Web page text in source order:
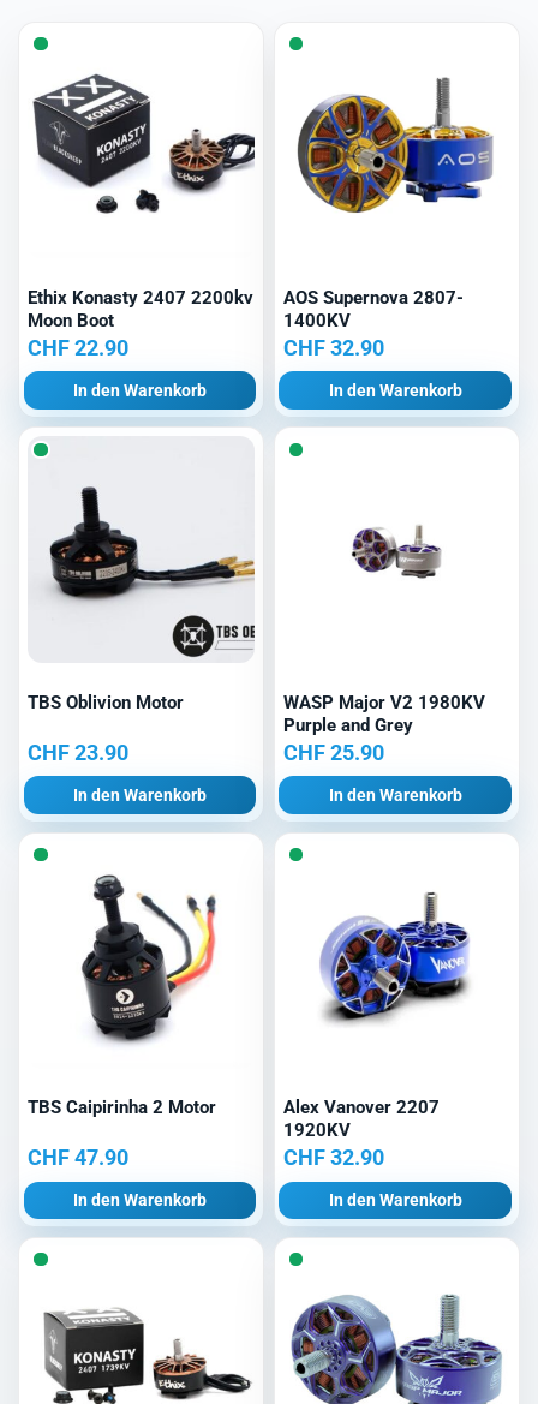
Ethix Konasty 2407 2200kv
Moon Boot
CHF22.90
In den Warenkorb
AOS Supernova 2807-
1400KV
CHF32.90
In den Warenkorb
TBS Oblivion Motor
CHF23.90
In den Warenkorb
WASP Major V2 1980KV
Purple and Grey
CHF25.90
In den Warenkorb
TBS Caipirinha 2 Motor
CHF47.90
In den Warenkorb
Alex Vanover 2207
1920KV
CHF32.90
In den Warenkorb